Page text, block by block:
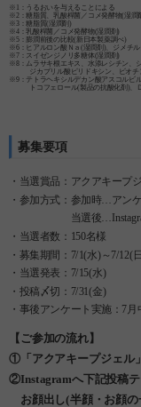
※1：うるおいを与えることによる
※2：糖脂質、乳酸桿菌／コメ発酵物(湿潤
※3：糖脂質(湿潤剤)
※4：乳酸桿菌／コメ発酵物(湿潤剤)
※5：膨潤前後の比較(新日本製薬調べ)
※6：ヒアルロン酸Ｎａ(湿潤剤)、ジメチ
※7：スイゼンジノリ多糖体(湿潤剤)
※8：ムラサキ根エキス、水添レシチン、
ジカプリル酸ピリドキシン、ビオチ
※9：テトラヘキシルデカン酸アスコルビル
トコフェロール(製品の抗酸化剤)、Ｄ
募集要項
・当選賞品：アクアキープ
・参加方式：参加時…アン
当選後…Instagram投
・当選者数：150名様
・募集期間：7/1(水)～7/12(
・当選発表：7/15(水)
・投稿〆切：7/31(金)
・事後アンケート実施：7
【ご参加の流れ】
①「アクアキープジェル
②Instagramへ下記投稿テ
お顔出し(半顔・お顔の